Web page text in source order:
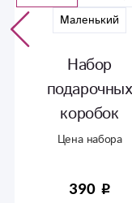
Открытка
ручной работы
«С днем
рождения»
Красивые и
ручной работы.
220